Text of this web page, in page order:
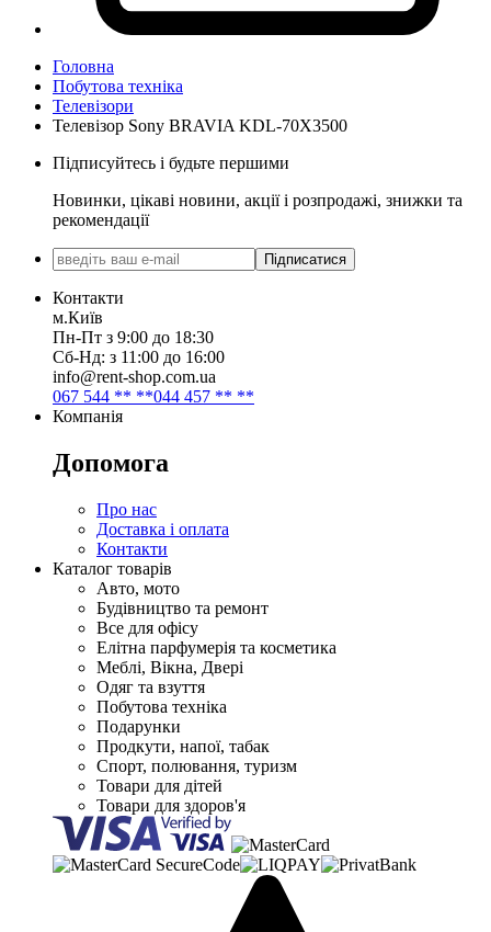
Головна
Побутова техніка
Телевізори
Телевізор Sony BRAVIA KDL-70X3500
Підписуйтесь і будьте першими
Новинки, цікаві новини, акції і розпродажі, знижки та
рекомендації
Підписатися
Контакти
м.Київ
Пн-Пт з 9:00 до 18:30
Сб-Нд: з 11:00 до 16:00
info@rent-shop.com.ua
067 544 ** **044 457 ** **
Компанія
Допомога
Про нас
Доставка і оплата
Контакти
Каталог товарів
Авто, мото
Будівництво та ремонт
Все для офісу
Елітна парфумерія та косметика
Меблі, Вікна, Двері
Одяг та взуття
Побутова техніка
Подарунки
Продкути, напої, табак
Спорт, полювання, туризм
Товари для дітей
Товари для здоров'я